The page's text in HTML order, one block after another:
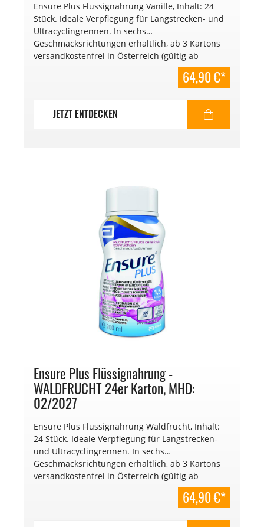
Ensure Plus Flüssignahrung Vanille, Inhalt: 24
Stück. Ideale Verpflegung für Langstrecken- und
Ultracyclingrennen. In sechs
Geschmacksrichtungen erhältlich, ab 3 Kartons
versandkostenfrei in Österreich (gültig ab
01.01.2025). € 13,52/l. Mindesthaltbarkeitsdatum:
64,90 €*
JETZT ENTDECKEN
Ensure Plus Flüssignahrung -
WALDFRUCHT 24er Karton, MHD:
02/2027
Ensure Plus Flüssignahrung Waldfrucht, Inhalt:
24 Stück. Ideale Verpflegung für Langstrecken-
und Ultracyclingrennen. In sechs
Geschmacksrichtungen erhältlich, ab 3 Kartons
versandkostenfrei in Österreich (gültig ab
13,52/l. Mindesthaltbarkeitsdatum: 02/2027.
64,90 €*